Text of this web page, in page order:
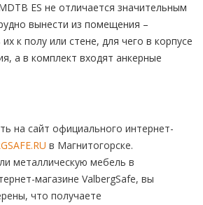
ES не отличается значительным
вынести из помещения –
к полу или стене, для чего в корпусе
а в комплект входят анкерные
на сайт официального интернет-
в Магнитогорске.
металлическую мебель в
магазине ValbergSafe, вы
что получаете